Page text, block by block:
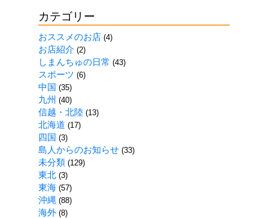
記
事
一
覧
カテゴリー
おススメのお店(4)
お店紹介 (2)
しまんちゅの日常 (43)
スポーツ (6)
中国 (35)
九州 (40)
信越・北陸(13)
北海道 (17)
四国 (3)
島人からのお知らせ(33)
未分類(129)
東北(3)
東海(57)
沖縄 (88)
海外(8)